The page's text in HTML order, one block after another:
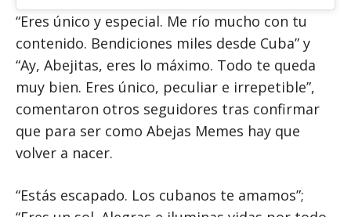
“Eres único y especial. Me río mucho con tu
contenido. Bendiciones miles desde Cuba” y
“Ay, Abejitas, eres lo máximo. Todo te queda
muy bien. Eres único, peculiar e irrepetible”,
comentaron otros seguidores tras confirmar
que para ser como Abejas Memes hay que
volver a nacer.
“Estás escapado. Los cubanos te amamos”;